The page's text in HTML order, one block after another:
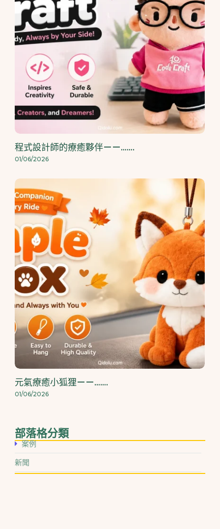
程式設計師的療癒夥伴——…….
01/06/2026
元氣療癒小狐狸——…….
01/06/2026
部落格分類
案例
新聞